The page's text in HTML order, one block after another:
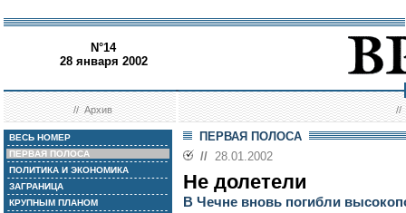
N°14
28 января 2002
//Архив //
ВЕСЬ НОМЕР
ПЕРВАЯ ПОЛОСА
ПОЛИТИКА И ЭКОНОМИКА
ЗАГРАНИЦА
КРУПНЫМ ПЛАНОМ
ПЕРВАЯ ПОЛОСА
// 28.01.2002
Не долетели
В Чечне вновь погибли